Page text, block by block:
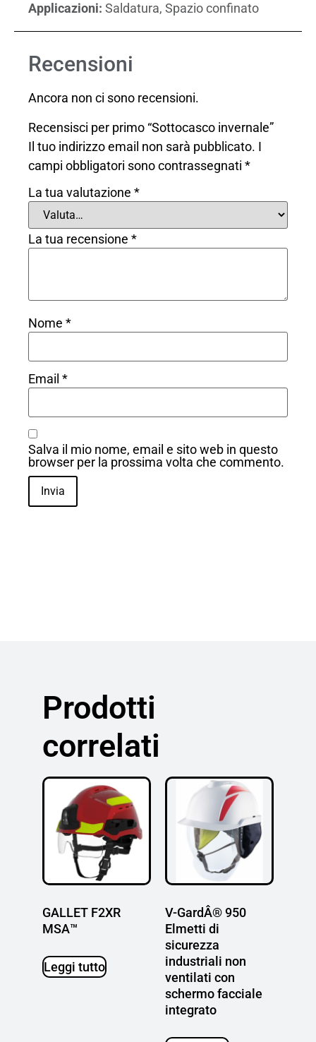
Applicazioni: Saldatura, Spazio confinato
Recensioni
Ancora non ci sono recensioni.
Recensisci per primo “Sottocasco invernale”
Il tuo indirizzo email non sarà pubblicato. I
campi obbligatori sono contrassegnati *
La tua valutazione *
La tua recensione *
Nome *
Email *
Salva il mio nome, email e sito web in questo
browser per la prossima volta che commento.
Prodotti
correlati
GALLET F2XR
MSA™
Leggi tutto
V-GardÂ® 950
Elmetti di
sicurezza
industriali non
ventilati con
schermo facciale
integrato